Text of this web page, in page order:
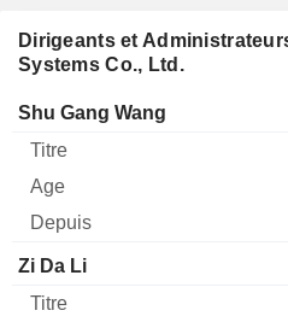
Dirigeants et
Systems Co., Ltd.
Dirigeant Titre Age
Shu Gang Wang
Zi Da Li